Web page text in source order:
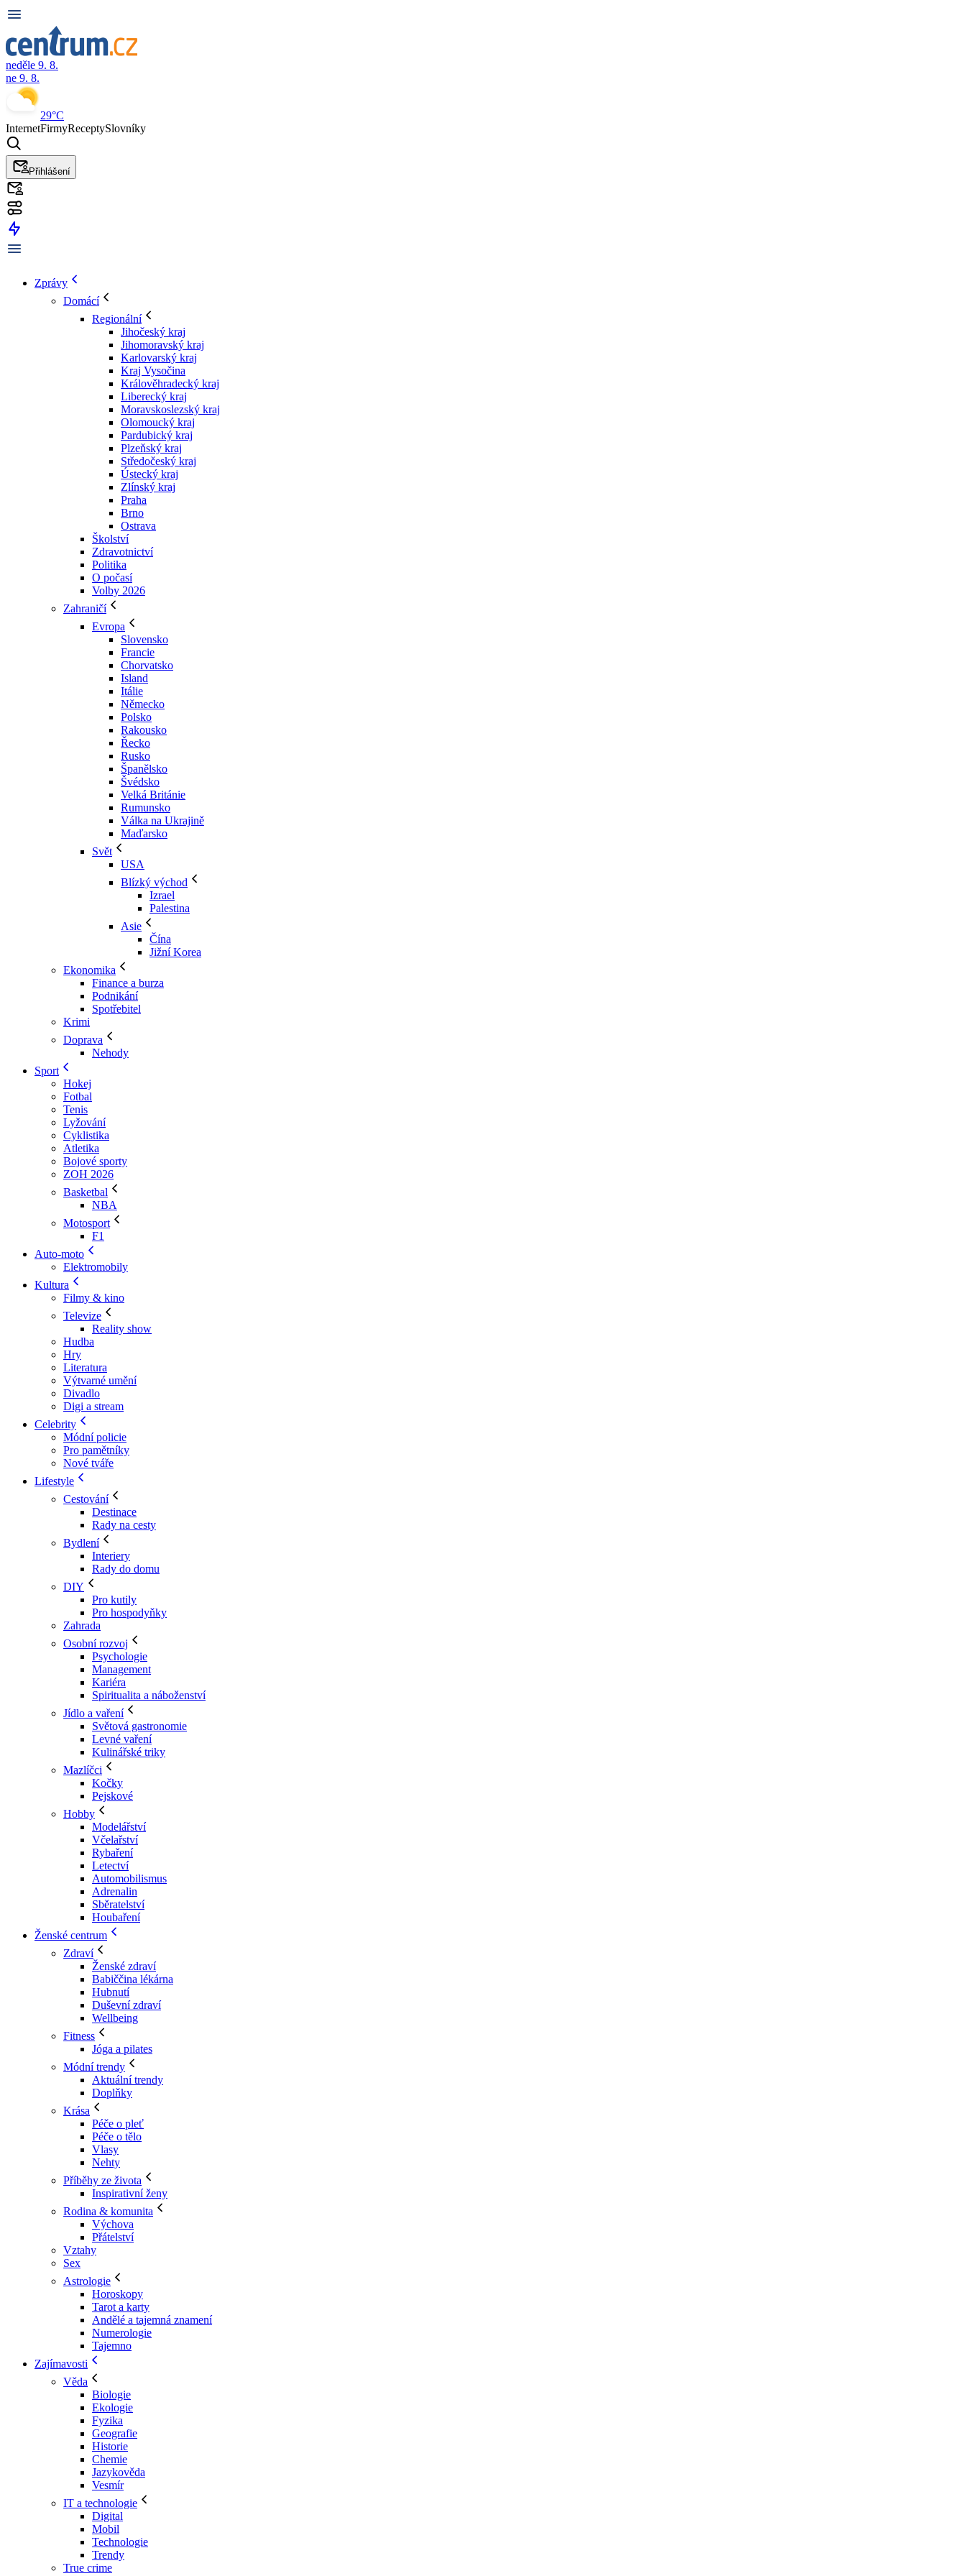
neděle 9. 8.
ne 9. 8.
29°C
InternetFirmyReceptySlovníky
Přihlášení
Zprávy
Domácí
Regionální
Jihočeský kraj
Jihomoravský kraj
Karlovarský kraj
Kraj Vysočina
Králověhradecký kraj
Liberecký kraj
Moravskoslezský kraj
Olomoucký kraj
Pardubický kraj
Plzeňský kraj
Středočeský kraj
Ústecký kraj
Zlínský kraj
Praha
Brno
Ostrava
Školství
Zdravotnictví
Politika
O počasí
Volby 2026
Zahraničí
Evropa
Slovensko
Francie
Chorvatsko
Island
Itálie
Německo
Polsko
Rakousko
Řecko
Rusko
Španělsko
Švédsko
Velká Británie
Rumunsko
Válka na Ukrajině
Maďarsko
Svět
USA
Blízký východ
Izrael
Palestina
Asie
Čína
Jižní Korea
Ekonomika
Finance a burza
Podnikání
Spotřebitel
Krimi
Doprava
Nehody
Sport
Hokej
Fotbal
Tenis
Lyžování
Cyklistika
Atletika
Bojové sporty
ZOH 2026
Basketbal
NBA
Motosport
F1
Auto-moto
Elektromobily
Kultura
Filmy & kino
Televize
Reality show
Hudba
Hry
Literatura
Výtvarné umění
Divadlo
Digi a stream
Celebrity
Módní policie
Pro pamětníky
Nové tváře
Lifestyle
Cestování
Destinace
Rady na cesty
Bydlení
Interiery
Rady do domu
DIY
Pro kutily
Pro hospodyňky
Zahrada
Osobní rozvoj
Psychologie
Management
Kariéra
Spiritualita a náboženství
Jídlo a vaření
Světová gastronomie
Levné vaření
Kulinářské triky
Mazlíčci
Kočky
Pejskové
Hobby
Modelářství
Včelařství
Rybaření
Letectví
Automobilismus
Adrenalin
Sběratelství
Houbaření
Ženské centrum
Zdraví
Ženské zdraví
Babiččina lékárna
Hubnutí
Duševní zdraví
Wellbeing
Fitness
Jóga a pilates
Módní trendy
Aktuální trendy
Doplňky
Krása
Péče o pleť
Péče o tělo
Vlasy
Nehty
Příběhy ze života
Inspirativní ženy
Rodina & komunita
Výchova
Přátelství
Vztahy
Sex
Astrologie
Horoskopy
Tarot a karty
Andělé a tajemná znamení
Numerologie
Tajemno
Zajímavosti
Věda
Biologie
Ekologie
Fyzika
Geografie
Historie
Chemie
Jazykověda
Vesmír
IT a technologie
Digital
Mobil
Technologie
Trendy
True crime